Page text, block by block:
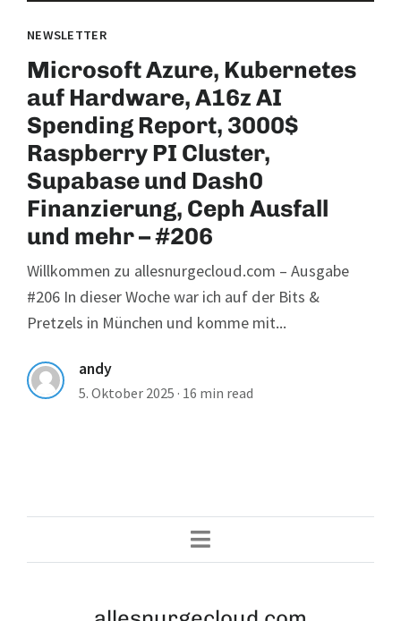
NEWSLETTER
Microsoft Azure, Kubernetes
auf Hardware, A16z AI
Spending Report, 3000$
Raspberry PI Cluster,
Supabase und Dash0
Finanzierung, Ceph Ausfall
und mehr – #206
Willkommen zu allesnurgecloud.com – Ausgabe
#206 In dieser Woche war ich auf der Bits &
Pretzels in München und komme mit...
andy
5. Oktober 2025 · 16 min read